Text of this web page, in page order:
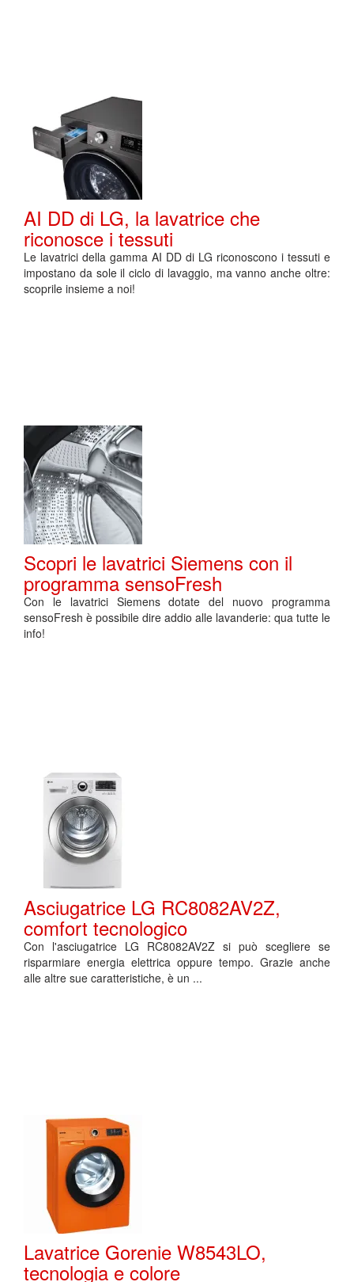
AI DD di LG, la lavatrice che
riconosce i tessuti
Le lavatrici della gamma AI DD di LG riconoscono i tessuti e
impostano da sole il ciclo di lavaggio, ma vanno anche oltre:
scoprile insieme a noi!
Scopri le lavatrici Siemens con il
programma sensoFresh
Con le lavatrici Siemens dotate del nuovo programma
sensoFresh è possibile dire addio alle lavanderie: qua tutte le
info!
Asciugatrice LG RC8082AV2Z,
comfort tecnologico
Con l'asciugatrice LG RC8082AV2Z si può scegliere se
risparmiare energia elettrica oppure tempo. Grazie anche
alle altre sue caratteristiche, è un ...
Lavatrice Gorenie W8543LO,
tecnologia e colore